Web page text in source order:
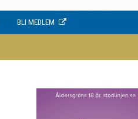
BLI MEDLEM